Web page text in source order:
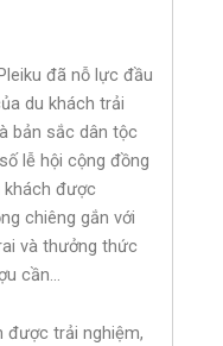
đã nỗ lực đầu
du khách trải
bản sắc dân tộc
lễ hội cộng đồng
khách được
chiêng gắn với
và thưởng thức
cần…
được trải nghiệm,